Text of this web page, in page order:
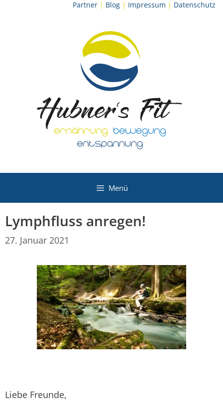
Partner | Blog | Impressum | Datenschutz
Menü
Lymphfluss anregen!
27. Januar 2021
Liebe Freunde,